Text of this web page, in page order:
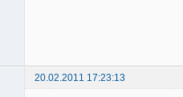
20.02.2011 17:23:13